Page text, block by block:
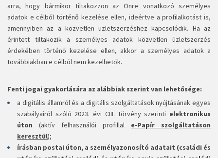
arra, hogy bármikor tiltakozzon az Önre vonatkozó személyes
adatok e célból történő kezelése ellen, ideértve a profilalkotást is,
amennyiben az a közvetlen üzletszerzéshez kapcsolódik. Ha az
érintett tiltakozik a személyes adatok közvetlen üzletszerzés
érdekében történő kezelése ellen, akkor a személyes adatok a
továbbiakban e célból nem kezelhetők.
Fenti jogai gyakorlására az alábbiak szerint van lehetősége:
a digitális államról és a digitális szolgáltatások nyújtásának egyes
szabályairól szóló 2023. évi CIII. törvény szerinti elektronikus
úton (aktív felhasználói profillal e-Papír szolgáltatáson
keresztül);
írásban postai úton, a személyazonosító adatait (családi és